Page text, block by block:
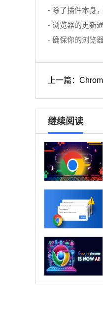
- 除了插件本身
- 浏览器的更新
- 确保你的浏览
上一篇：
继续阅读